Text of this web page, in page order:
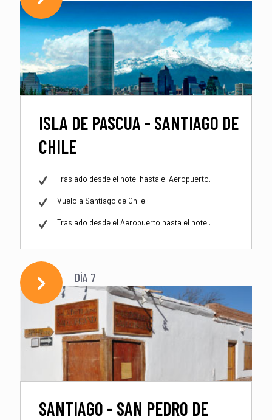
ISLA DE PASCUA - SANTIAGO DE
CHILE
Traslado desde el hotel hasta el Aeropuerto.
Vuelo a Santiago de Chile.
Traslado desde el Aeropuerto hasta el hotel.
DÍA 7
SANTIAGO - SAN PEDRO DE